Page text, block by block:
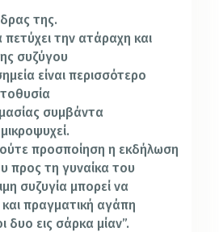
της.
την ατάραχη και
συζύγου
είναι περισσότερο
συμβάντα
ούτε προσποίηση η εκδήλωση
προς τη γυναίκα του
συζυγία μπορεί να
πραγματική αγάπη
δυο εις σάρκα μίαν”.